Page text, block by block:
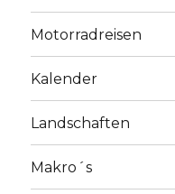
Motorradreisen
Kalender
Landschaften
Makro´s